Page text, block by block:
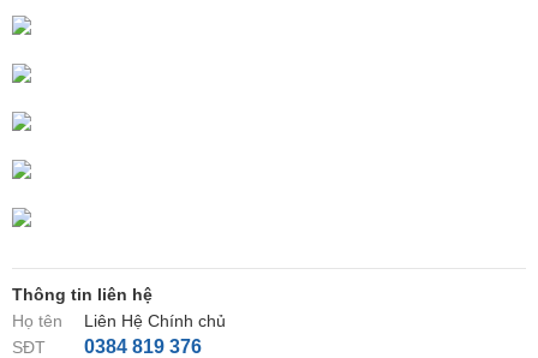
Thông tin liên hệ
Họ tên
Liên Hệ Chính chủ
SĐT
0384 819 376